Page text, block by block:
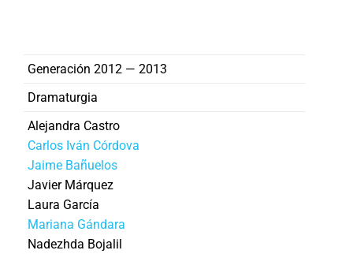
Generación 2012 — 2013
Dramaturgia
Alejandra Castro
Carlos Iván Córdova
Jaime Bañuelos
Javier Márquez
Laura García
Mariana Gándara
Nadezhda Bojalil